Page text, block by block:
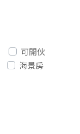
可開伙
海景房